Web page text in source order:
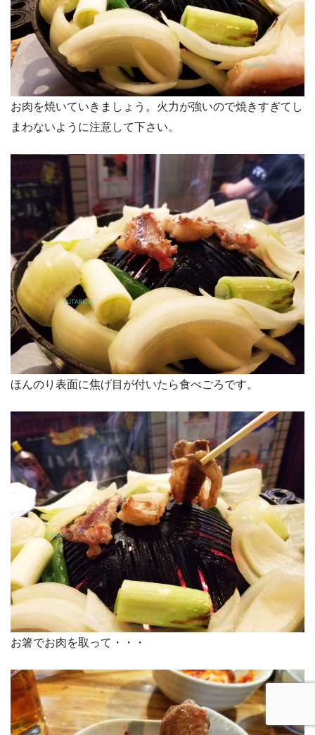
お肉を焼いていきましょう。火力が強いので焼きすぎてし
まわないように注意して下さい。
ほんのり表面に焦げ目が付いたら食べごろです。
お箸でお肉を取って・・・